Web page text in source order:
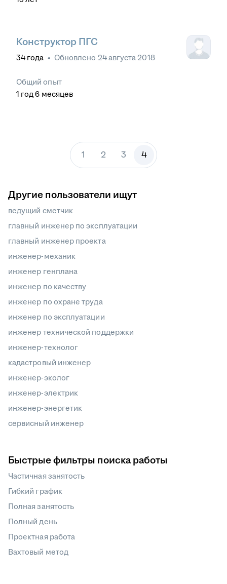
Конструктор ПГС
34 года • Обновлено 24 августа 2018
Общий опыт
1 год 6 месяцев
1 2 3 4
Другие пользователи ищут
ведущий сметчик
главный инженер по эксплуатации
главный инженер проекта
инженер-механик
инженер генплана
инженер по качеству
инженер по охране труда
инженер по эксплуатации
инженер технической поддержки
инженер-технолог
кадастровый инженер
инженер-эколог
инженер-электрик
инженер-энергетик
сервисный инженер
Быстрые фильтры поиска работы
Частичная занятость
Гибкий график
Полная занятость
Полный день
Проектная работа
Вахтовый метод